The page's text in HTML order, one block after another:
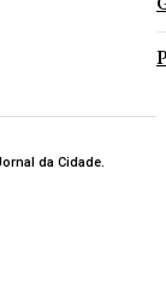
da Cidade.